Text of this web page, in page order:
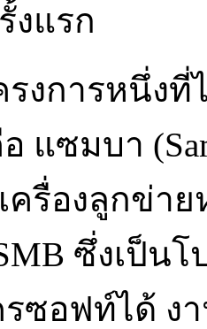
งแรก
งการหนึ่งที่
แซมบา
ครื่องลูกข่า
ซึ่งเป็น
ซอฟท์ได้ ง